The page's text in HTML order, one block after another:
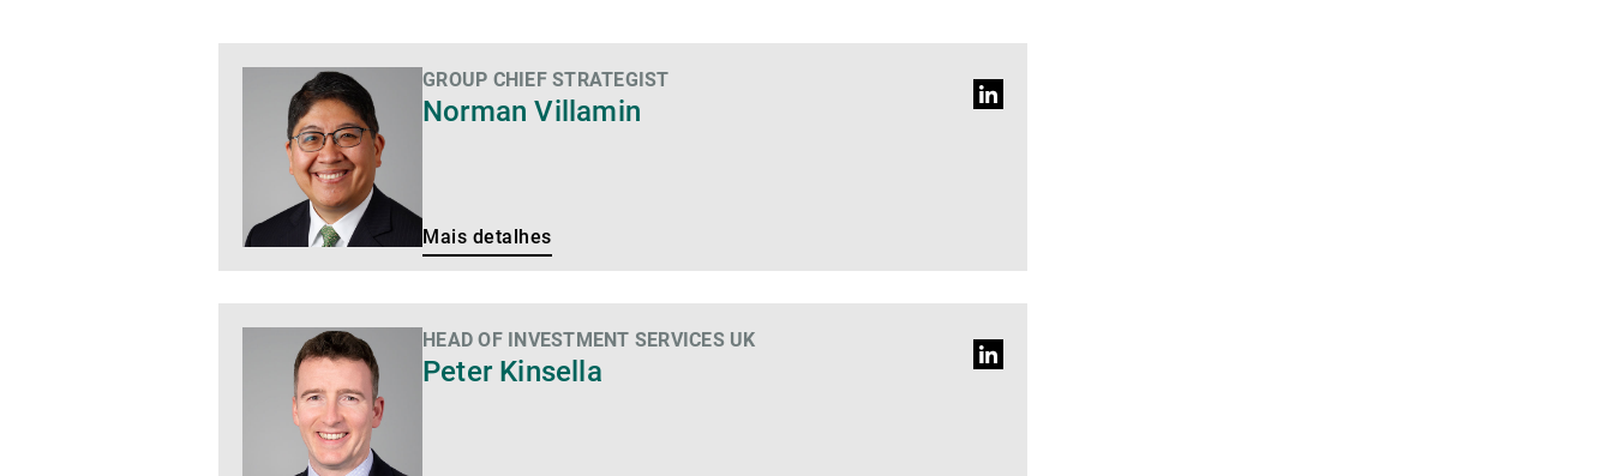
detalhes
Norman Villamin
GROUP CHIEF STRATEGIST
Mais detalhes
Perfil
detalhes
Peter Kinsella
HEAD OF INVESTMENT SERVICES UK
Perfil